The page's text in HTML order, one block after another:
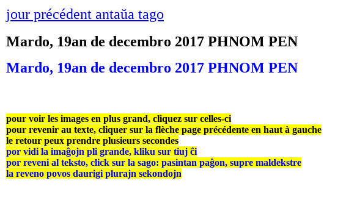
jour précédent antaŭa tago
Mardo, 19an de decembro 2017 PHNOM PEN
Mardo, 19an de decembro 2017 PHNOM PEN
pour voir les images en plus grand, cliquez sur celles-ci
pour revenir au texte, cliquer sur la flèche page précédente en haut à gauche
le retour peux prendre plusieurs secondes
por vidi la imaĝojn pli grande, kliku sur tiuj ĉi
por reveni al teksto, click sur la sago: pasintan paĝon, supre maldekstre
la reveno povos daurigi plurajn sekondojn